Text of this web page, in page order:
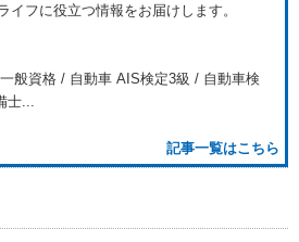
イフに役立つ情報をお届けします。
般資格 / 自動車 AIS検定3級 / 自動車検
士...
記事一覧はこちら